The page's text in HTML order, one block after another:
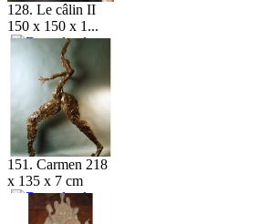
128. Le câlin II
150 x 150 x 1...
151. Carmen 218
x 135 x 7 cm